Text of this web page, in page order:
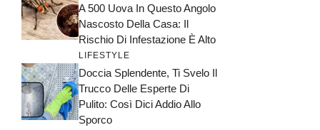
A 500 Uova In Questo Angolo
Nascosto Della Casa: Il
Rischio Di Infestazione È Alto
LIFESTYLE
Doccia Splendente, Ti Svelo Il
Trucco Delle Esperte Di
Pulito: Così Dici Addio Allo
Sporco